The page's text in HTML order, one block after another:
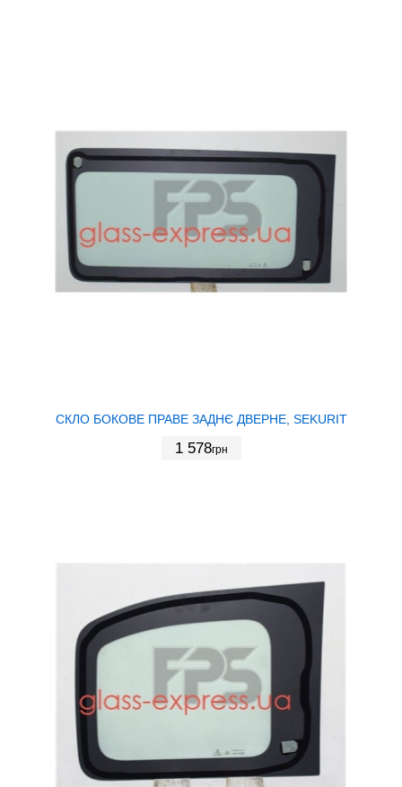
СКЛО БОКОВЕ ПРАВЕ ЗАДНЄ ДВЕРНЕ, SEKURIT
1 578грн